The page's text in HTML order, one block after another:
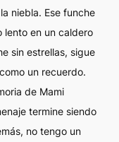
niebla. Ese funche
lento en un caldero
sin estrellas, sigue
un recuerdo.
de Mami
termine siendo
no tengo un